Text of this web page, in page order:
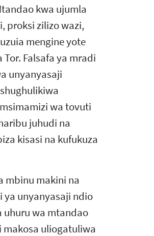
kwa ujumla
proksi zilizo wazi,
mengine yote
Tor. Falsafa ya mradi
unyanyasaji
wa tovuti
juhudi na
kisasi na kufukuza
mbinu makini na
ya unyanyasaji ndio
uhuru wa mtandao
uliogatuliwa